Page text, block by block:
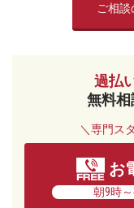
ご相
過払
無料相
＼専門ス
お
朝9時